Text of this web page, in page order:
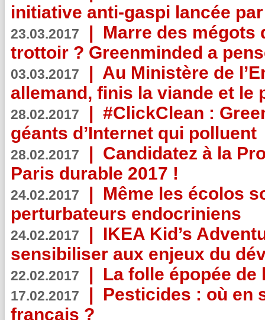
initiative anti-gaspi lancée
23.03.2017 | Marre des mégots
trottoir ? Greenminded a
03.03.2017 | Au Ministère de
allemand, finis la viande et le
28.02.2017 | #ClickClean :
géants d’Internet qui polluent
28.02.2017 | Candidatez à la
Paris durable 2017 !
24.02.2017 | Même les écolos
perturbateurs endocriniens
24.02.2017 | IKEA Kid’s
sensibiliser aux enjeux du
22.02.2017 | La folle épopée de
17.02.2017 | Pesticides : où en
français ?